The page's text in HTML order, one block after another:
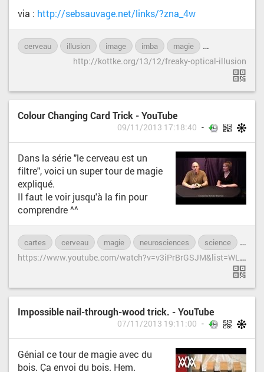
via : http://sebsauvage.net/links/?zna_4w
cerveau illusion image imba magie
http://kottke.org/13/12/freaky-optical-illusion
Colour Changing Card Trick - YouTube
09/11/2013 17:18:40
Dans la série "le cerveau est un
filtre", voici un super tour de magie
expliqué.
Il faut le voir jusqu'à la fin pour
comprendre ^^
cartes cerveau magie neurosciences science
h
ttps://www.youtube.com/watch?v=v3iPrBrGSJM&list=WLA135F68B51DC6881
Impossible nail-through-wood trick. - YouTube
07/11/2013 19:11:00
Génial ce tour de magie avec du
bois. Ça envoi du bois. Hem.